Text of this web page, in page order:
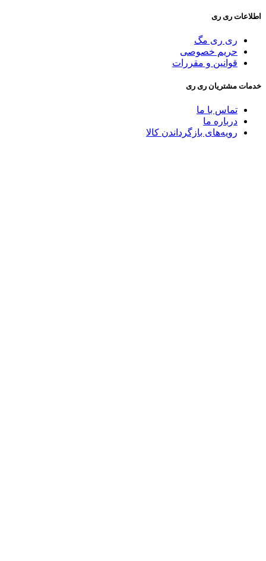
اطلاعات ری ری
ری ری مگ
حریم خصوصی
قوانین و مقررات
خدمات مشتریان ری ری
تماس با ما
درباره ما
رویه‌های بازگرداندن کالا